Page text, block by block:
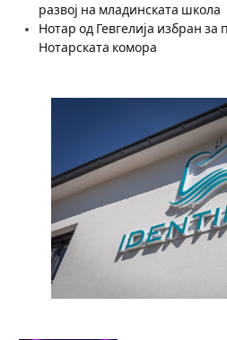
развој на младинската школа
Нотар од Гевгелија избран за
Нотарската комора